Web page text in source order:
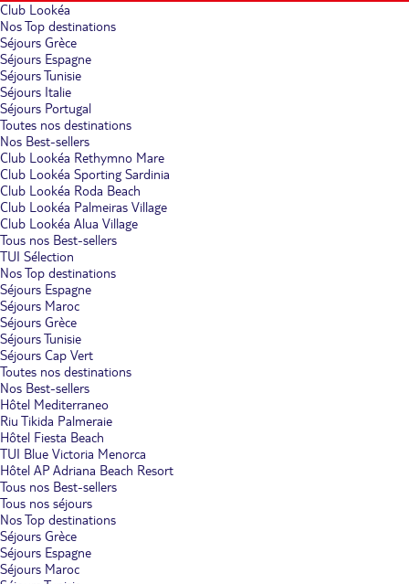
Club Lookéa
Nos Top destinations
Séjours Grèce
Séjours Espagne
Séjours Tunisie
Séjours Italie
Séjours Portugal
Toutes nos destinations
Nos Best-sellers
Club Lookéa Rethymno Mare
Club Lookéa Sporting Sardinia
Club Lookéa Roda Beach
Club Lookéa Palmeiras Village
Club Lookéa Alua Village
Tous nos Best-sellers
TUI Sélection
Nos Top destinations
Séjours Espagne
Séjours Maroc
Séjours Grèce
Séjours Tunisie
Séjours Cap Vert
Toutes nos destinations
Nos Best-sellers
Hôtel Mediterraneo
Riu Tikida Palmeraie
Hôtel Fiesta Beach
TUI Blue Victoria Menorca
Hôtel AP Adriana Beach Resort
Tous nos Best-sellers
Tous nos séjours
Nos Top destinations
Séjours Grèce
Séjours Espagne
Séjours Maroc